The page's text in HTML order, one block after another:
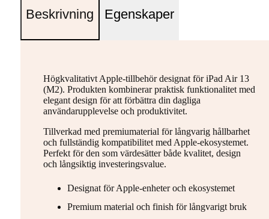
Beskrivning Egenskaper
Högkvalitativt Apple-tillbehör designat för iPad Air 13
(M2). Produkten kombinerar praktisk funktionalitet med
elegant design för att förbättra din dagliga
användarupplevelse och produktivitet.
Tillverkad med premiumaterial för långvarig hållbarhet
och fullständig kompatibilitet med Apple-ekosystemet.
Perfekt för den som värdesätter både kvalitet, design
och långsiktig investeringsvalue.
Designat för Apple-enheter och ekosystemet
Premium material och finish för långvarigt bruk